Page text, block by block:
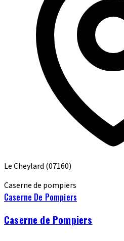
Le Cheylard (07160)
Caserne de pompiers
Caserne De Pompiers
Caserne de Pompiers